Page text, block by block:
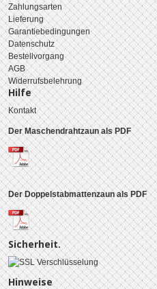
Zahlungsarten
Lieferung
Garantiebedingungen
Datenschutz
Bestellvorgang
AGB
Widerrufsbelehrung
Hilfe
Kontakt
Der Maschendrahtzaun als PDF
Der Doppelstabmattenzaun als PDF
Sicherheit.
Hinweise